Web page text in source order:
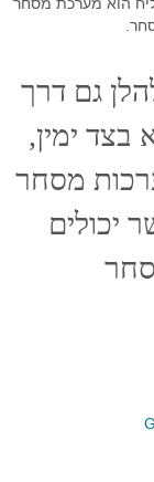
גם דרך
ימין,
מסחר
יכולים